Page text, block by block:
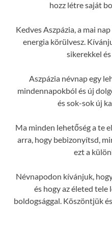
hozz létre saját
Kedves Aszpázia, a mai
energia körülvesz.
sikerekkel
Aszpázia névnap egy
mindennapokból és új
és sok-sok új
Ma minden lehetőség a te
arra, hogy bebizonyítsd,
ezt a
Névnapodon kívánjuk,
és hogy az életed tele
boldogsággal. Köszöntjük